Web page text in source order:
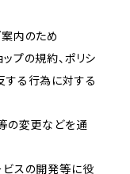
案内のため
ップの規約、ポリシ
する行為に対する
の変更などを通
ビスの開発等に役